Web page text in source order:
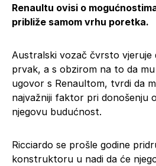
Renaultu ovisi o
približe samom vrhu poretka.
Australski vozač čvrsto vjeruje
prvak, a s obzirom na to da
ugovor s Renaultom, tvrdi da
najvažniji faktor pri donošenju
njegovu budućnost.
Ricciardo se prošle godine
konstruktoru u nadi da će